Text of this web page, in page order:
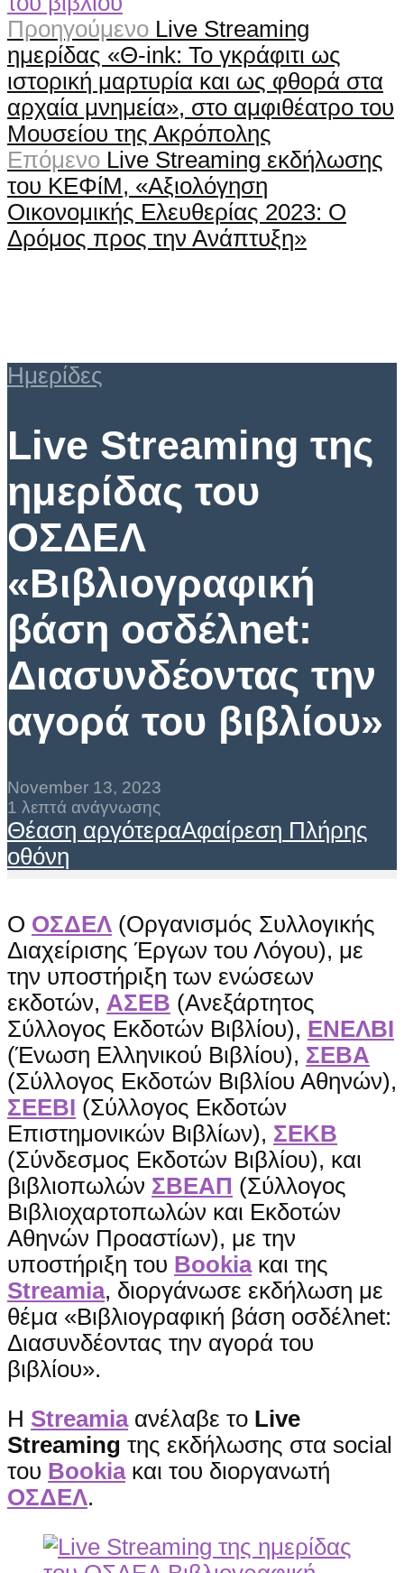
Προηγούμενο Live Streaming
ημερίδας «Θ-ink: To γκράφιτι ως
ιστορική μαρτυρία και ως φθορά στα
αρχαία μνημεία», στο αμφιθέατρο του
Μουσείου της Ακρόπολης
Επόμενο Live Streaming εκδήλωσης
του ΚΕΦίΜ, «Αξιολόγηση
Οικονομικής Ελευθερίας 2023: Ο
Δρόμος προς την Ανάπτυξη»
Ημερίδες
Live Streaming της
ημερίδας του
ΟΣΔΕΛ
«Βιβλιογραφική
βάση οσδέλnet:
Διασυνδέοντας την
αγορά του βιβλίου»
November 13, 2023
1 λεπτά ανάγνωσης
Θέαση αργότεραΑφαίρεση Πλήρης
οθόνη
Ο ΟΣΔΕΛ (Οργανισμός Συλλογικής
Διαχείρισης Έργων του Λόγου), με
την υποστήριξη των ενώσεων
εκδοτών, ΑΣΕΒ (Ανεξάρτητος
Σύλλογος Εκδοτών Βιβλίου), ΕΝΕΛΒΙ
(Ένωση Ελληνικού Βιβλίου), ΣΕΒΑ
(Σύλλογος Εκδοτών Βιβλίου Αθηνών),
ΣΕΕΒΙ (Σύλλογος Εκδοτών
Επιστημονικών Βιβλίων), ΣΕΚΒ
(Σύνδεσμος Εκδοτών Βιβλίου), και
βιβλιοπωλών ΣΒΕΑΠ (Σύλλογος
Βιβλιοχαρτοπωλών και Εκδοτών
Αθηνών Προαστίων), με την
υποστήριξη του Bookiaκαι της
Streamia, διοργάνωσε εκδήλωση με
θέμα «Βιβλιογραφική βάση οσδέλnet:
Διασυνδέοντας την αγορά του
βιβλίου».
H Streamiaανέλαβε το Live
Streaming της εκδήλωσης στα social
του Bookiaκαι του διοργανωτή
ΟΣΔΕΛ.